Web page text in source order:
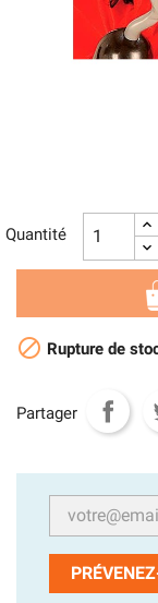
Quantité
 Rupture de
Partager